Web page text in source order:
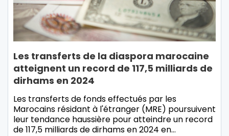
Les transferts de la diaspora marocaine
atteignent un record de 117,5 milliards de
dirhams en 2024
Les transferts de fonds effectués par les
Marocains résidant à l'étranger (MRE) poursuivent
leur tendance haussière pour atteindre un record
de 117,5 milliards de dirhams en 2024 en…